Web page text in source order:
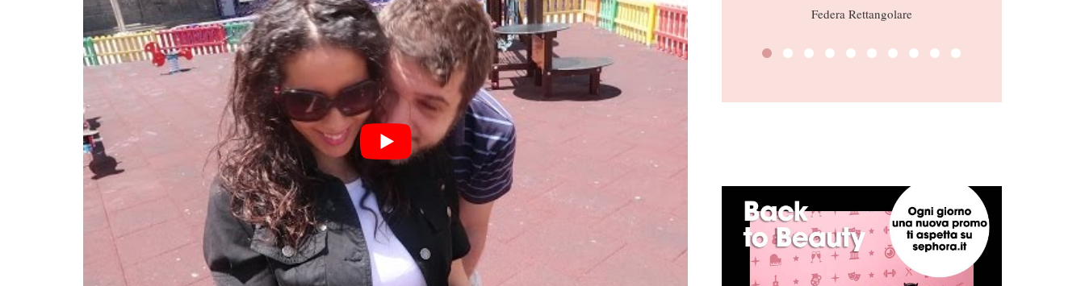
Federa Rettangolare